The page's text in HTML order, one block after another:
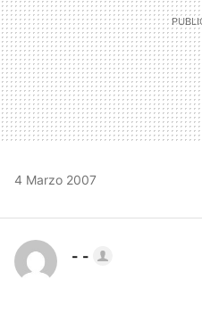
4 Marzo 2007
- -